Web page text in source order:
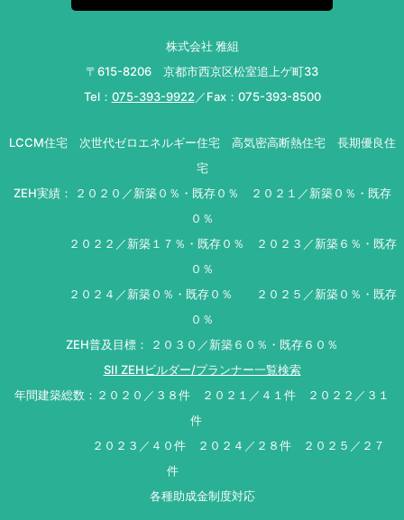
株式会社 雅組
〒615-8206 京都市西京区松室追上ゲ町33
Tel： 075-393-9922 ／Fax：075-393-8500
LCCM住宅 次世代ゼロエネルギー住宅 高気密高断熱住宅 長期優良住
宅
ZEH実績： ２０２０／新築０％・既存０％ ２０２１／新築０％・既存
０％
２０２２／新築１７％・既存０％ ２０２３／新築６％・既存
０％
２０２４／新築０％・既存０％ ２０２５／新築０％・既存
０％
ZEH普及目標： ２０３０／新築６０％・既存６０％
SII ZEHビルダー/プランナー一覧検索
年間建築総数：２０２０／３８件 ２０２１／４１件 ２０２２／３１
件
２０２３／４０件 ２０２４／２８件 ２０２５／２７
件
各種助成金制度対応